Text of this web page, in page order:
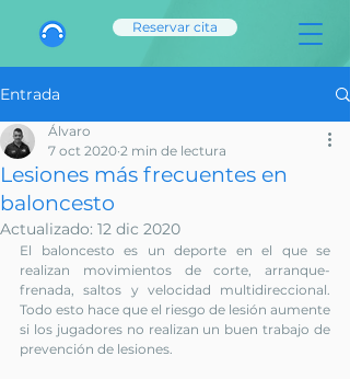
Reservar cita
Entrada
Lesiones más frecuentes en
baloncesto
Álvaro
7 oct 2020 2 min de lectura
Actualizado: 12 dic 2020
El baloncesto es un deporte en el que se
realizan movimientos de corte, arranque-
frenada, saltos y velocidad multidireccional.
Todo esto hace que el riesgo de lesión aumente
si los jugadores no realizan un buen trabajo de
prevención de lesiones.